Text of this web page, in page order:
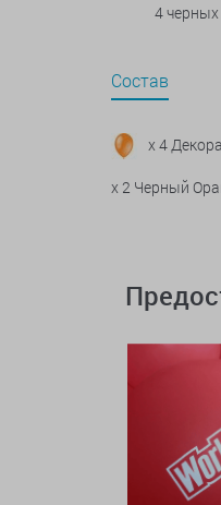
4
Состав
x 4
x 2 Черный